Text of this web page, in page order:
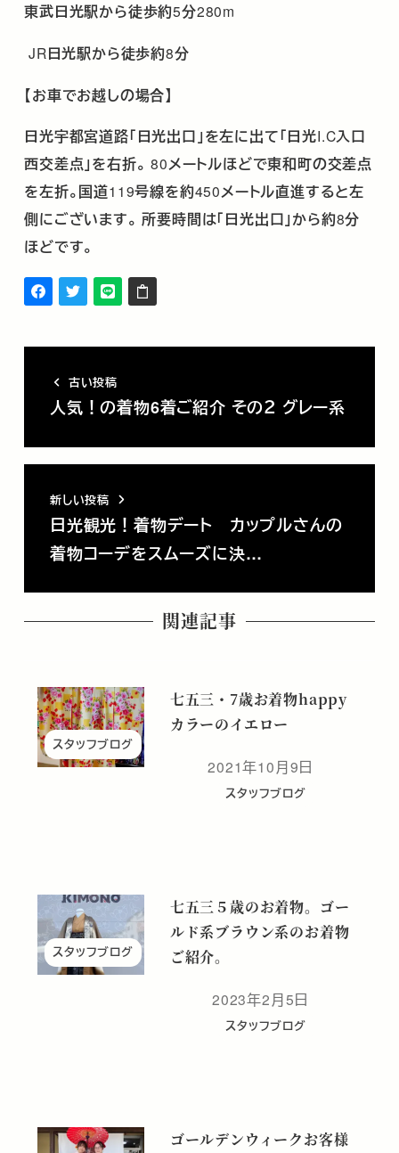
東武日光駅から徒歩約5分280m
JR日光駅から徒歩約8分
【お車でお越しの場合】
日光宇都宮道路「日光出口」を左に出て「日光I.C入口
西交差点」を右折。 80メートルほどで東和町の交差点
を左折。国道119号線を約450メートル直進すると左
側にございます。 所要時間は「日光出口」から約8分
ほどです。
古い投稿
人気！の着物6着ご紹介 その２ グレー系
新しい投稿
日光観光！着物デート カップルさんの
着物コーデをスムーズに決…
関連記事
スタッフブログ
七五三・7歳お着物happy
カラーのイエロー
投稿日
2021年10月9日
スタッフブログ
スタッフブログ
七五三５歳のお着物。ゴー
ルド系ブラウン系のお着物
ご紹介。
投稿日
2023年2月5日
スタッフブログ
ゴールデンウィークお客様